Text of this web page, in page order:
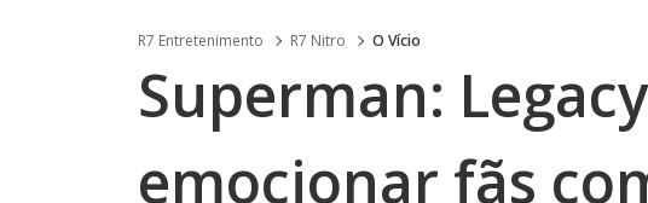
R7 Entretenimento R7 Nitro O Vício
Superman:
emocionar fãs